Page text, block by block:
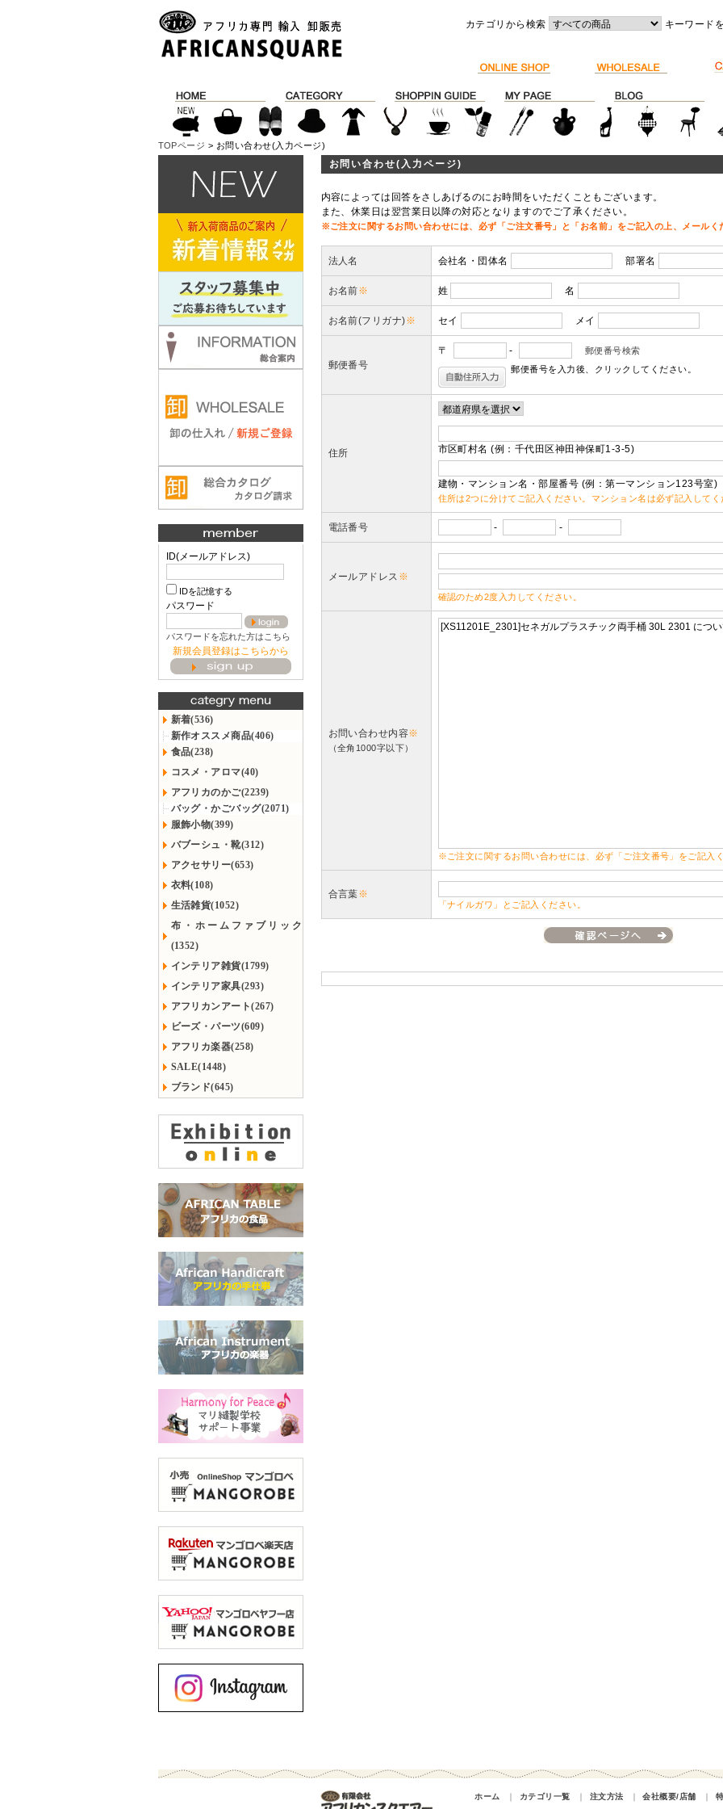
カテゴリから検索 キーワード
TOPページ > お問い合わせ(入力ページ)
ID(メールアドレス)
IDを記憶する
パスワード
パスワードを忘れた方はこちら
新規会員登録はこちらから
新着(536)
新作オススメ商品(406)
食品(238)
コスメ・アロマ(40)
アフリカのかご(2239)
バッグ・かごバッグ(2071)
服飾小物(399)
バブーシュ・靴(312)
アクセサリー(653)
衣料(108)
生活雑貨(1052)
布・ホームファブリック
(1352)
インテリア雑貨(1799)
インテリア家具(293)
アフリカンアート(267)
ビーズ・パーツ(609)
アフリカ楽器(258)
SALE(1448)
ブランド(645)
お問い合わせ(入力ページ)
内容によっては回答をさしあげるのにお時間をいただくこともございます。
また、休業日は翌営業日以降の対応となりますのでご了承ください。
※ご注文に関するお問い合わせには、必ず「ご注文番号」と「お名前」をご記入の上、メール
法人名 会社名・団体名 部署名
お名前※ 姓 名
お名前(フリガナ)※ セイ メイ
郵便番号
〒 -
郵便番号検索
郵便番号を入力後、クリックしてください。
住所 市区町村名 (例：千代田区神田神保町1-3-5)
建物・マンション名・部屋番号 (例：第一マンション123号室)
住所は2つに分けてご記入ください。マンション名は必ず記入してく
電話番号 - -
メールアドレス ※
確認のため2度入力してください。
お問い合わせ内容※
（全角1000字以下）
※ご注文に関するお問い合わせには、必ず「ご注文番号」をご記入
合言葉※
「ナイルガワ」とご記入ください。
ホーム ｜ カテゴリ一覧 ｜ 注文方法 ｜ 会社概要/店舗 ｜